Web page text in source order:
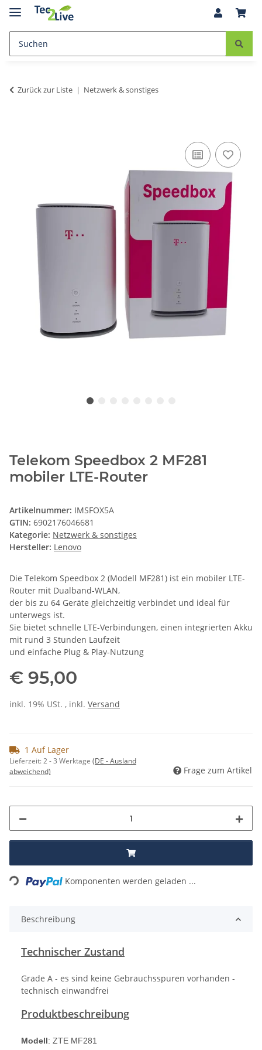
Zurück zur Liste Netzwerk & sonstiges
Telekom Speedbox 2 MF281
mobiler LTE-Router
Artikelnummer: IMSFOX5A
GTIN: 6902176046681
Kategorie: Netzwerk & sonstiges
Hersteller: Lenovo
Die Telekom Speedbox 2 (Modell MF281) ist ein mobiler LTE-
Router mit Dualband-WLAN,
der bis zu 64 Geräte gleichzeitig verbindet und ideal für
unterwegs ist.
Sie bietet schnelle LTE-Verbindungen, einen integrierten Akku
mit rund 3 Stunden Laufzeit
und einfache Plug & Play-Nutzung
€ 95,00
inkl. 19% USt. , inkl. Versand
1 Auf Lager
Lieferzeit:2 - 3 Werktage (DE - Ausland
abweichend)
Frage zum Artikel
Loading... Komponenten werden geladen ...
Beschreibung
Technischer Zustand
Grade A - es sind keine Gebrauchsspuren vorhanden -
technisch einwandfrei
Produktbeschreibung
Modell: ZTE MF281